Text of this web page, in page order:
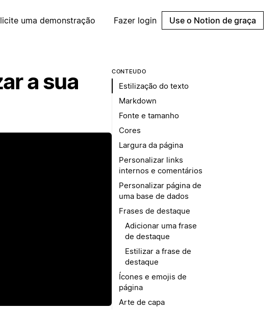
uma demonstração Fazer login Use o Notion de graça
a sua
CONTEÚDO
Estilização do texto
Markdown
Fonte e tamanho
Cores
Largura da página
Personalizar links
internos e comentários
Personalizar página de
uma base de dados
Frases de destaque
Adicionar uma frase
de destaque
Estilizar a frase de
destaque
Ícones e emojis de
página
Arte de capa